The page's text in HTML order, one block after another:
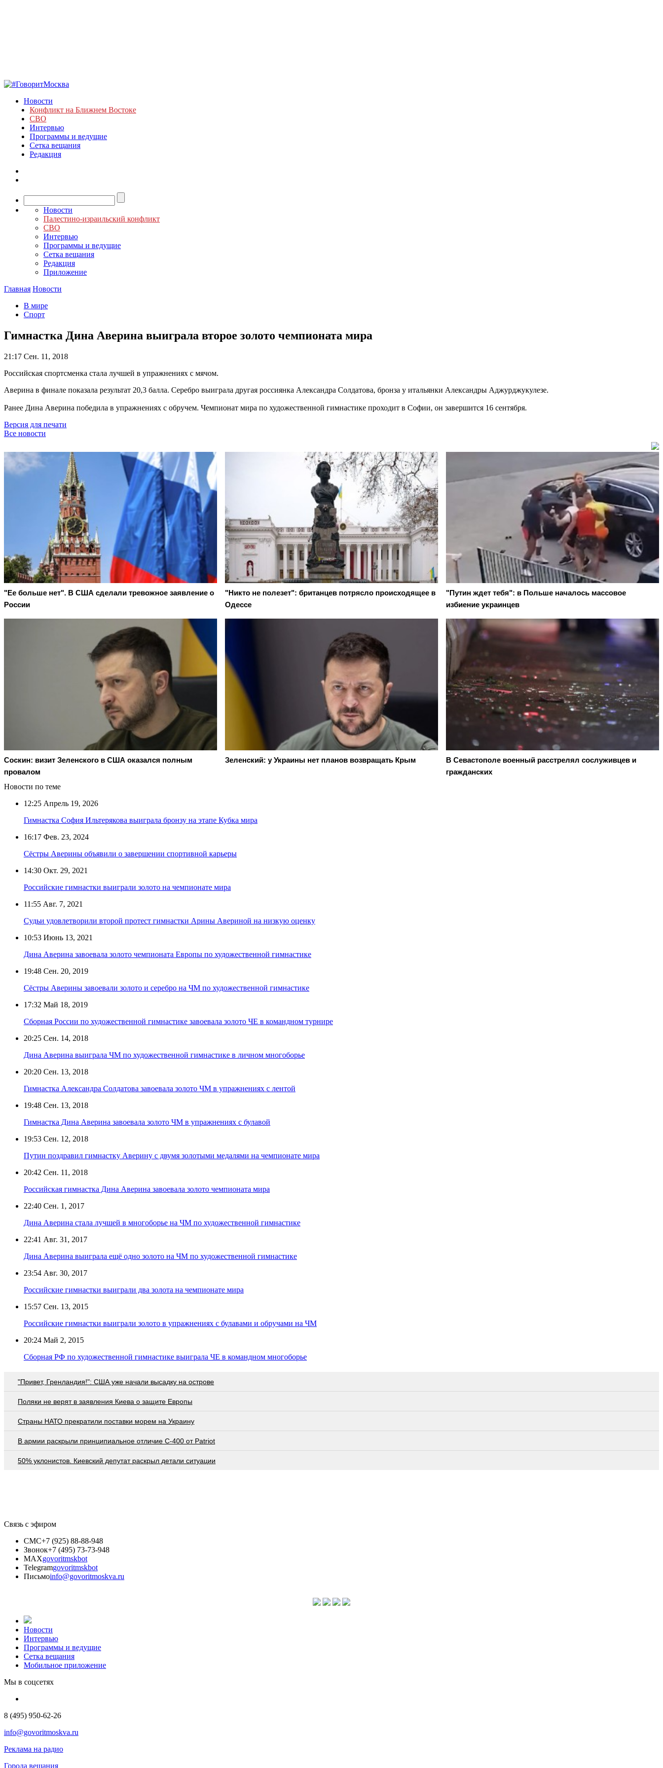
Новости
Конфликт на Ближнем Востоке
СВО
Интервью
Программы и ведущие
Сетка вещания
Редакция
Новости
Палестино-израильский конфликт
СВО
Интервью
Программы и ведущие
Сетка вещания
Редакция
Приложение
Главная Новости
В мире
Спорт
Гимнастка Дина Аверина выиграла второе золото чемпионата мира
21:17 Сен. 11, 2018
Российская спортсменка стала лучшей в упражнениях с мячом.
Аверина в финале показала результат 20,3 балла. Серебро выиграла другая россиянка Александра Солдатова, бронза у итальянки Александры Аджурджукулезе.
Ранее Дина Аверина победила в упражнениях с обручем. Чемпионат мира по художественной гимнастике проходит в Софии, он завершится 16 сентября.
Версия для печати
Все новости
"Ее больше нет". В США сделали тревожное заявление о
России
"Никто не полезет": британцев потрясло происходящее в
Одессе
"Путин ждет тебя": в Польше началось массовое
избиение украинцев
Соскин: визит Зеленского в США оказался полным
провалом
Зеленский: у Украины нет планов возвращать Крым
В Севастополе военный расстрелял сослуживцев и
гражданских
Новости по теме
12:25 Апрель 19, 2026
Гимнастка София Ильтерякова выиграла бронзу на этапе Кубка мира
16:17 Фев. 23, 2024
Сёстры Аверины объявили о завершении спортивной карьеры
14:30 Окт. 29, 2021
Российские гимнастки выиграли золото на чемпионате мира
11:55 Авг. 7, 2021
Судьи удовлетворили второй протест гимнастки Арины Авериной на низкую оценку
10:53 Июнь 13, 2021
Дина Аверина завоевала золото чемпионата Европы по художественной гимнастике
19:48 Сен. 20, 2019
Сёстры Аверины завоевали золото и серебро на ЧМ по художественной гимнастике
17:32 Май 18, 2019
Сборная России по художественной гимнастике завоевала золото ЧЕ в командном турнире
20:25 Сен. 14, 2018
Дина Аверина выиграла ЧМ по художественной гимнастике в личном многоборье
20:20 Сен. 13, 2018
Гимнастка Александра Солдатова завоевала золото ЧМ в упражнениях с лентой
19:48 Сен. 13, 2018
Гимнастка Дина Аверина завоевала золото ЧМ в упражнениях с булавой
19:53 Сен. 12, 2018
Путин поздравил гимнастку Аверину с двумя золотыми медалями на чемпионате мира
20:42 Сен. 11, 2018
Российская гимнастка Дина Аверина завоевала золото чемпионата мира
22:40 Сен. 1, 2017
Дина Аверина стала лучшей в многоборье на ЧМ по художественной гимнастике
22:41 Авг. 31, 2017
Дина Аверина выиграла ещё одно золото на ЧМ по художественной гимнастике
23:54 Авг. 30, 2017
Российские гимнастки выиграли два золота на чемпионате мира
15:57 Сен. 13, 2015
Российские гимнастки выиграли золото в упражнениях с булавами и обручами на ЧМ
20:24 Май 2, 2015
Сборная РФ по художественной гимнастике выиграла ЧЕ в командном многоборье
"Привет, Гренландия!": США уже начали высадку на острове
Поляки не верят в заявления Киева о защите Европы
Страны НАТО прекратили поставки морем на Украину
В армии раскрыли принципиальное отличие С-400 от Patriot
50% уклонистов. Киевский депутат раскрыл детали ситуации
Связь с эфиром
СМС+7 (925) 88-88-948
Звонок+7 (495) 73-73-948
MAXgovoritmskbot
Telegramgovoritmskbot
Письмоinfo@govoritmoskva.ru
Новости
Интервью
Программы и ведущие
Сетка вещания
Мобильное приложение
Мы в соцсетях
8 (495) 950-62-26
info@govoritmoskva.ru
Реклама на радио
Города вещания